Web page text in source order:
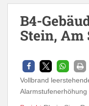
B4-
Stein, Am
Vollbrand
Alarmstufenerhöhung